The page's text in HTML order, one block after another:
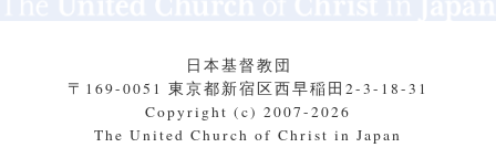
日本基督教団
〒169-0051 東京都新宿区西早稲田2-3-18-31
Copyright (c) 2007-2026
The United Church of Christ in Japan